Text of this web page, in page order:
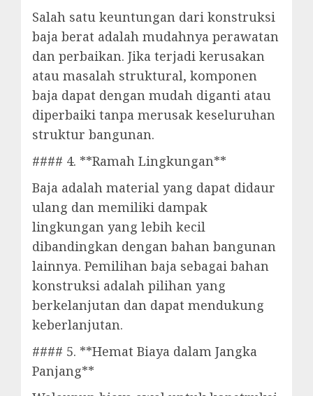
Salah satu keuntungan dari konstruksi
baja berat adalah mudahnya perawatan
dan perbaikan. Jika terjadi kerusakan
atau masalah struktural, komponen
baja dapat dengan mudah diganti atau
diperbaiki tanpa merusak keseluruhan
struktur bangunan.
#### 4. **Ramah Lingkungan**
Baja adalah material yang dapat didaur
ulang dan memiliki dampak
lingkungan yang lebih kecil
dibandingkan dengan bahan bangunan
lainnya. Pemilihan baja sebagai bahan
konstruksi adalah pilihan yang
berkelanjutan dan dapat mendukung
keberlanjutan.
#### 5. **Hemat Biaya dalam Jangka
Panjang**